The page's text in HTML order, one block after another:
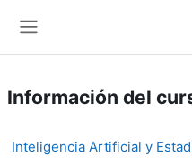
Información del
Inteligencia Artificial y